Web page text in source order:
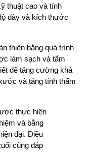
thuật cao và tính
dày và kích thước
thiện bằng quá trình
làm sạch và tẩm
để tăng cường khả
và tăng tính thẩm
thực hiện
và bằng
đại. Điều
cùng đáp